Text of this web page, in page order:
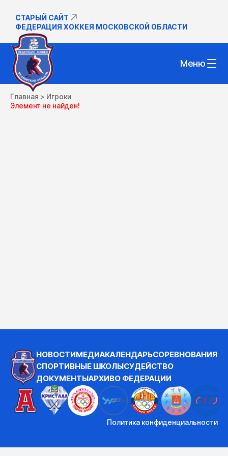
СТАРЫЙ САЙТ
ФЕДЕРАЦИЯ ХОККЕЯ МОСКОВСКОЙ ОБЛАСТИ
Меню
Главная > Игроки
Элемент не найден!
НОВОСТИМЕДИАКАЛЕНДАРЬСОРЕВНОВАНИЯ
СПОРТИВНЫЕ ШКОЛЫСУДЕЙСТВО
ДОКУМЕНТЫАРХИВО ФЕДЕРАЦИИ
Политика конфиденциальности